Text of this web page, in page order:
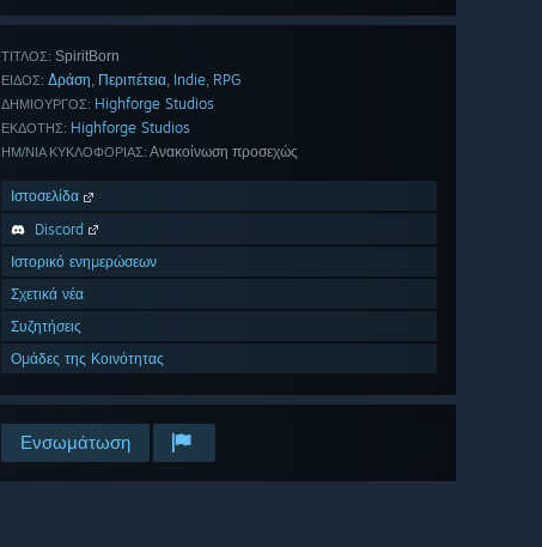
ΤΊΤΛΟΣ: SpiritBorn
ΕΊΔΟΣ: Δράση, Περιπέτεια, Indie, RPG
ΔΗΜΙΟΥΡΓΌΣ: Highforge Studios
ΕΚΔΌΤΗΣ: Highforge Studios
ΗΜ/ΝΊΑ ΚΥΚΛΟΦΟΡΊΑΣ: Ανακοίνωση προσεχώς
Ιστοσελίδα
Discord
Ιστορικό ενημερώσεων
Σχετικά νέα
Συζητήσεις
Ομάδες της Κοινότητας
Ενσωμάτωση